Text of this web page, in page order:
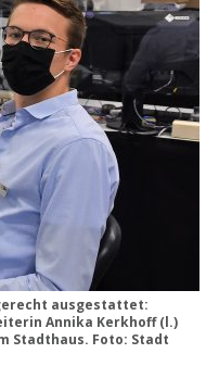
ausgestattet:
Annika Kerkhoff (l.)
Stadthaus. Foto: Stadt